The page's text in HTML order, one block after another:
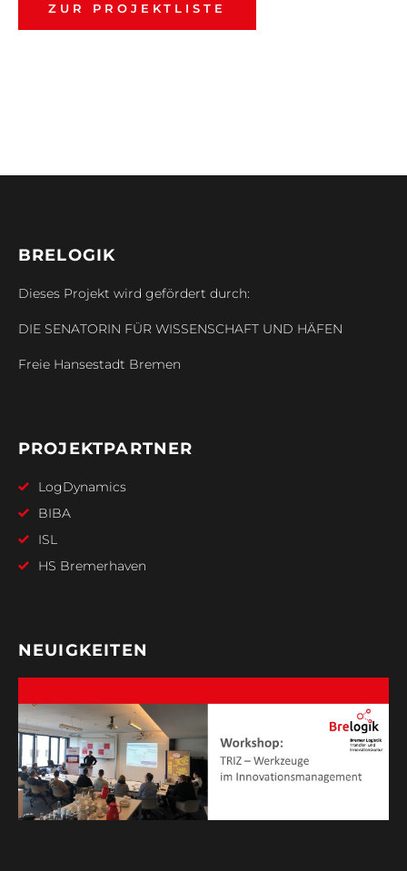
ZUR PROJEKTLISTE
BRELOGIK
Dieses Projekt wird gefördert durch:
DIE SENATORIN FÜR WISSENSCHAFT UND HÄFEN
Freie Hansestadt Bremen
PROJEKTPARTNER
LogDynamics
BIBA
ISL
HS Bremerhaven
NEUIGKEITEN